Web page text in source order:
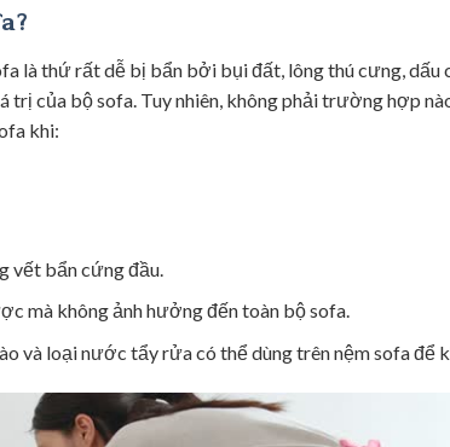
là thứ rất dễ bị bẩn bởi bụi đất, lông thú cưng, dấu
trị của bộ sofa. Tuy nhiên, không phải trường hợp
khi:
vết bẩn cứng đầu.
mà không ảnh hưởng đến toàn bộ sofa.
và loại nước tẩy rửa có thể dùng trên nệm sofa để